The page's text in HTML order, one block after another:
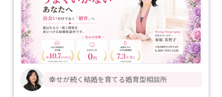
幸せが続く結婚を育てる婚育型相談所